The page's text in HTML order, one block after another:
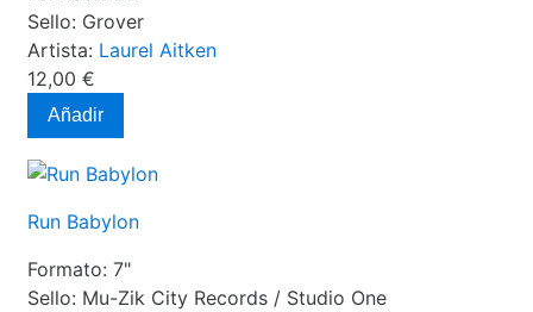
Sello: Grover
Artista: Laurel Aitken
12,00 €
Añadir
Run Babylon
Formato: 7"
Sello: Mu-Zik City Records / Studio One